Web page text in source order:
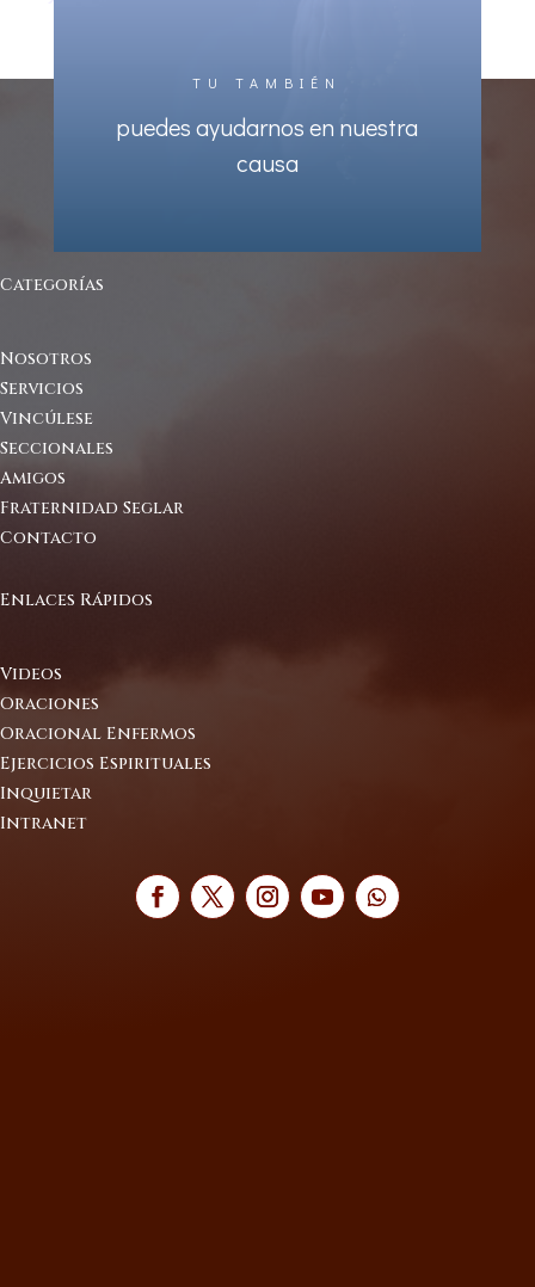
TU TAMBIÉN
puedes ayudarnos en nuestra
causa
Categorías
Nosotros
Servicios
Vincúlese
Seccionales
Amigos
Fraternidad Seglar
Contacto
Enlaces Rápidos
Videos
Oraciones
Oracional Enfermos
Ejercicios Espirituales
Inquietar
Intranet